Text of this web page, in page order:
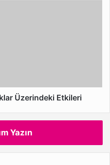
Üzerindeki Etkileri
Yazın